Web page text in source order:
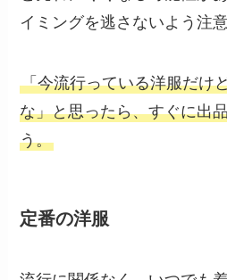
イミングを逃さないよう注
「今流行っている洋服だけ
な」と思ったら、すぐに出
う。
定番の洋服